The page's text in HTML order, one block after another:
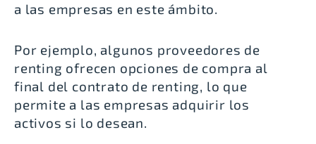
a las empresas en este ámbito.
Por ejemplo, algunos proveedores de
renting ofrecen opciones de compra al
final del contrato de renting, lo que
permite a las empresas adquirir los
activos si lo desean.